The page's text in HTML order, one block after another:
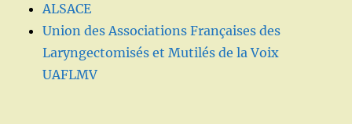
ALSACE
Union des Associations Françaises des
Laryngectomisés et Mutilés de la Voix
UAFLMV